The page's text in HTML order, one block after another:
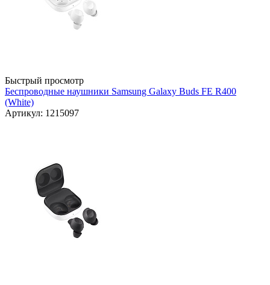
Быстрый просмотр
Беспроводные наушники Samsung Galaxy Buds FE R400
(White)
Артикул: 1215097